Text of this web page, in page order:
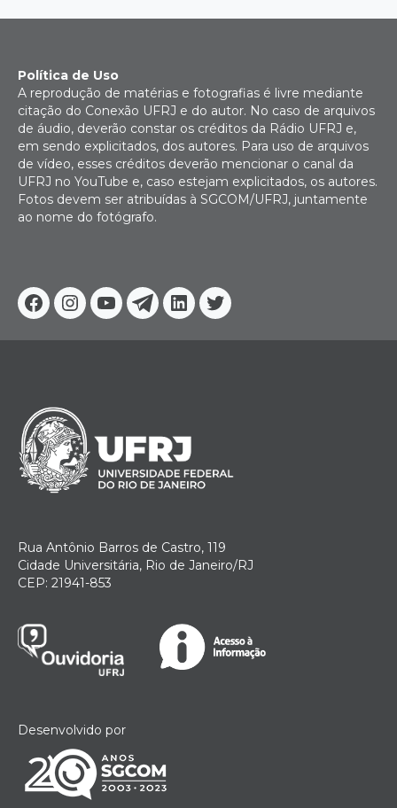
Facebook
Instagram
YoutubeTelegram
Linkedin
Twitter
Política de Uso
A reprodução de matérias e fotografias é livre mediante
citação do Conexão UFRJ e do autor. No caso de arquivos
de áudio, deverão constar os créditos da Rádio UFRJ e,
em sendo explicitados, dos autores. Para uso de arquivos
de vídeo, esses créditos deverão mencionar o canal da
UFRJ no YouTube e, caso estejam explicitados, os autores.
Fotos devem ser atribuídas à SGCOM/UFRJ, juntamente
ao nome do fotógrafo.
Rua Antônio Barros de Castro, 119
Cidade Universitária, Rio de Janeiro/RJ
CEP: 21941-853
Desenvolvido por